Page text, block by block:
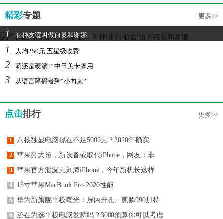
精彩专题 更多>>
1 有种友谊叫做何炅和谢娜，
1 人均250元 五星级收费
2 萌还是硬派？中日美卡牌用
3 从语言障碍者到“小向太”
点击排行 更多>>
1 八核独显电脑现在不足5000元？2020年确实
2 苹果亮大招，新设备或取代iPhone，网友：非
3 苹果官方泄漏无刘海iPhone，今年新机长这样
4 13寸苹果MacBook Pro 2020性能
5 华为新旗舰平板曝光：屏内开孔、麒麟990加持
6 还在为选平板电脑发愁吗？3000预算你可以考虑